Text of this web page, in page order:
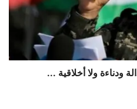
ودناءة ولا أخلاقية ...